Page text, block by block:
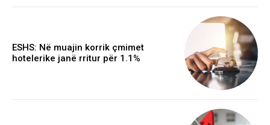
ESHS: Në muajin korrik çmimet
hotelerike janë rritur për 1.1%